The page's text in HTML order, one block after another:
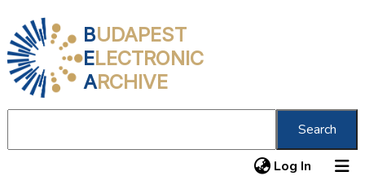
BUDAPEST
ELECTRONIC
ARCHIVE
Search
Log In (current)